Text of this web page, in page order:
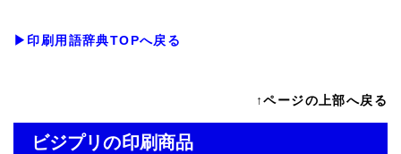
▶印刷用語辞典TOPへ戻る
↑ページの上部へ戻る
ビジプリの印刷商品